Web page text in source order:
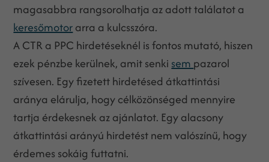
magasabbra rangsorolhatja az adott találatot a
keresőmotorarra a kulcsszóra.
A CTR a PPC hirdetéseknél is fontos mutató, hiszen
ezek pénzbe kerülnek, amit senki sem pazarol
szívesen. Egy fizetett hirdetésed átkattintási
aránya elárulja, hogy célközönséged mennyire
tartja érdekesnek az ajánlatot. Egy alacsony
átkattintási arányú hirdetést nem valószínű, hogy
érdemes sokáig futtatni.